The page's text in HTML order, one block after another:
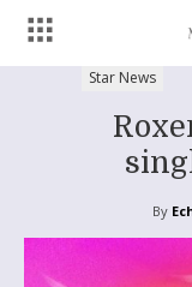
Star News
By